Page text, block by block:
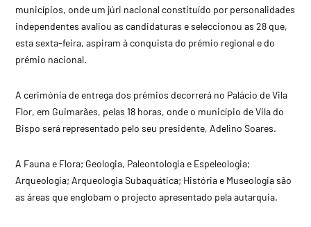
municípios, onde um júri nacional constituído por personalidades
independentes avaliou as candidaturas e seleccionou as 28 que,
esta sexta-feira, aspiram à conquista do prémio regional e do
prémio nacional.
A cerimónia de entrega dos prémios decorrerá no Palácio de Vila
Flor, em Guimarães, pelas 18 horas, onde o município de Vila do
Bispo será representado pelo seu presidente, Adelino Soares.
A Fauna e Flora; Geologia, Paleontologia e Espeleologia;
Arqueologia; Arqueologia Subaquática; História e Museologia são
as áreas que englobam o projecto apresentado pela autarquia.